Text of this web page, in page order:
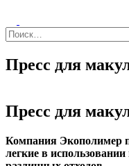
меню
Найти:
Пресс для
Пресс для
Компания Экополимер
легкие в